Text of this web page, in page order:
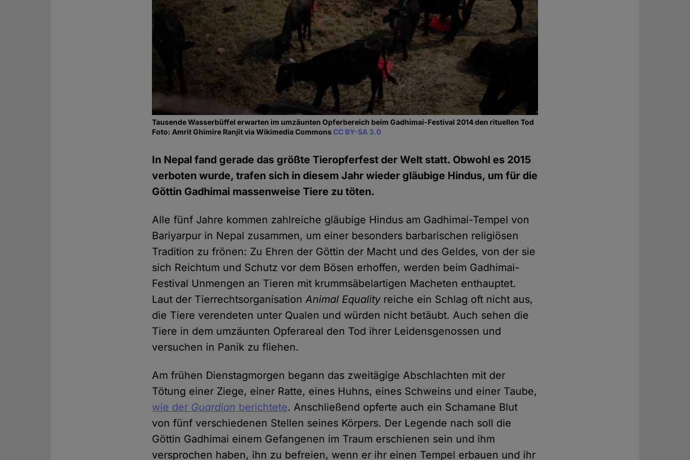
Tausende Wasserbüffel erwarten im umzäunten Opferbereich beim Gadhimai-Festival 2014 den rituellen Tod
Foto: Amrit Ghimire Ranjit via Wikimedia CommonsCC BY-SA 3.0
In Nepal fand gerade das größte Tieropferfest der Welt statt. Obwohl es 2015
verboten wurde, trafen sich in diesem Jahr wieder gläubige Hindus, um für die
Göttin Gadhimai massenweise Tiere zu töten.
Alle fünf Jahre kommen zahlreiche gläubige Hindus am Gadhimai-Tempel von
Bariyarpur in Nepal zusammen, um einer besonders barbarischen religiösen
Tradition zu frönen: Zu Ehren der Göttin der Macht und des Geldes, von der sie
sich Reichtum und Schutz vor dem Bösen erhoffen, werden beim Gadhimai-
Festival Unmengen an Tieren mit krummsäbelartigen Macheten enthauptet.
Laut der TierrechtsorganisationAnimal Equalityreiche ein Schlag oft nicht aus,
die Tiere verendeten unter Qualen und würden nicht betäubt. Auch sehen die
Tiere in dem umzäunten Opferareal den Tod ihrer Leidensgenossen und
versuchen in Panik zu fliehen.
Am frühen Dienstagmorgen begann das zweitägige Abschlachten mit der
Tötung einer Ziege, einer Ratte, eines Huhns, eines Schweins und einer Taube,
wie der Guardian berichtete. Anschließend opferte auch ein Schamane Blut
von fünf verschiedenen Stellen seines Körpers. Der Legende nach soll die
Göttin Gadhimai einem Gefangenen im Traum erschienen sein und ihm
versprochen haben, ihn zu befreien, wenn er ihr einen Tempel erbauen und ihr